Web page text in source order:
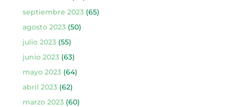
septiembre 2023(65)
agosto 2023(50)
julio 2023(55)
junio 2023(63)
mayo 2023(64)
abril 2023(62)
marzo 2023(60)